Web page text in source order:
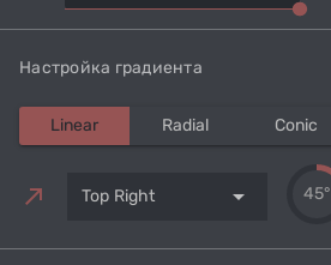
Настройка градиента
Linear Radial Conic
Top Right arrow_drop_down 45°